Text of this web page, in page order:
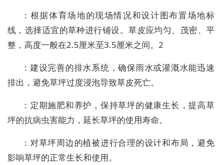
：根据体育场地的现场情况和设计图布置场地标
线，选择适宜的草种进行铺设。草皮应均匀、茂密、平
整，高度一般在2.5厘米至3.5厘米之间。2
：建设完善的排水系统，确保雨水或灌溉水能迅速
排出，避免草坪过度浸泡导致草皮死亡。
：定期施肥和养护，保持草坪的健康生长，提高草
坪的抗病虫害能力，延长草坪的使用寿命。
：对草坪周边的植被进行合理的设计和布局，避免
影响草坪的正常生长和使用。